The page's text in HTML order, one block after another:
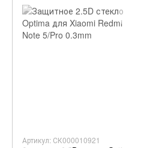
Артикул: СК000010921